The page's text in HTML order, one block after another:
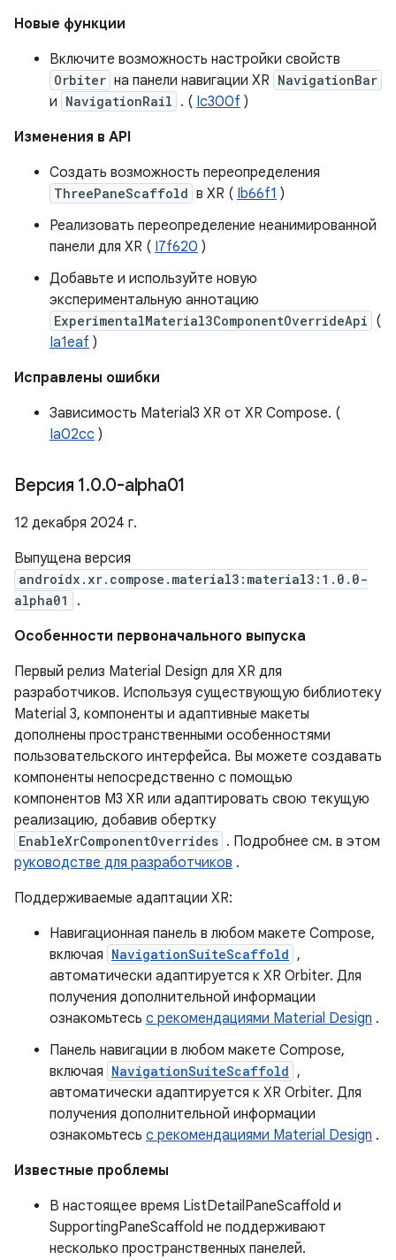
Новые функции
Включите возможность настройки свойств
Orbiter на панели навигации XR NavigationBar
и NavigationRail . ( Ic300f )
Изменения в API
Создать возможность переопределения
ThreePaneScaffold в XR ( Ib66f1 )
Реализовать переопределение неанимированной
панели для XR ( I7f620 )
Добавьте и используйте новую
экспериментальную аннотацию
ExperimentalMaterial3ComponentOverrideApi (
Ia1eaf )
Исправлены ошибки
Зависимость Material3 XR от XR Compose. (
Ia02cc )
Версия 1.0.0-alpha01
12 декабря 2024 г.
Выпущена версия
androidx.xr.compose.material3:material3:1.0.0-
alpha01
.
Особенности первоначального выпуска
Первый релиз Material Design для XR для
разработчиков. Используя существующую библиотеку
Material 3, компоненты и адаптивные макеты
дополнены пространственными особенностями
пользовательского интерфейса. Вы можете создавать
компоненты непосредственно с помощью
компонентов M3 XR или адаптировать свою текущую
реализацию, добавив обертку
EnableXrComponentOverrides . Подробнее см. в этом
руководстве для разработчиков .
Поддерживаемые адаптации XR:
Навигационная панель в любом макете Compose,
включая NavigationSuiteScaffold ,
автоматически адаптируется к XR Orbiter. Для
получения дополнительной информации
ознакомьтесь с рекомендациями Material Design .
Панель навигации в любом макете Compose,
включая NavigationSuiteScaffold ,
автоматически адаптируется к XR Orbiter. Для
получения дополнительной информации
ознакомьтесь с рекомендациями Material Design .
Известные проблемы
В настоящее время ListDetailPaneScaffold и
SupportingPaneScaffold не поддерживают
несколько пространственных панелей.